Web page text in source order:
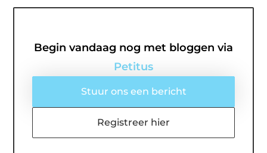
Begin vandaag nog met bloggen via
Petitus
Stuur ons een bericht
Registreer hier